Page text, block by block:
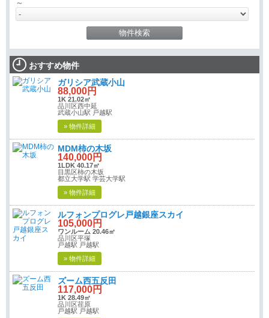
～
おすすめ物件
ガリシア武蔵小山
88,000円
1K 21.02㎡
品川区西中延
武蔵小山駅 戸越駅
» 物件詳細
MDM柿の木坂
140,000円
1LDK 40.17㎡
目黒区柿の木坂
都立大学駅 学芸大学駅
» 物件詳細
ルフォンプログレ戸越銀座スカイ
105,000円
ワンルーム 20.46㎡
品川区平塚
戸越駅 戸越駅
» 物件詳細
ズーム西五反田
117,000円
1K 28.49㎡
品川区荏原
戸越駅 戸越駅